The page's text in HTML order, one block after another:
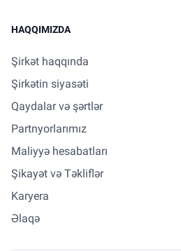
HAQQIMIZDA
Şirkət haqqında
Şirkətin siyasəti
Qaydalar və şərtlər
Partnyorlarımız
Maliyyə hesabatları
Şikayət və Təkliflər
Karyera
Əlaqə